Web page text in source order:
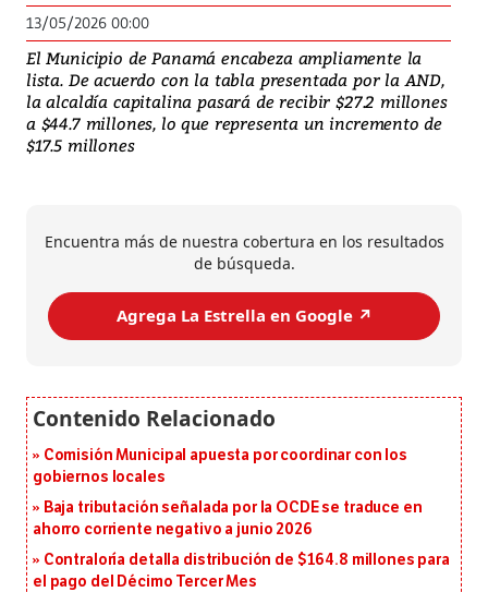
13/05/2026 00:00
El Municipio de Panamá encabeza ampliamente la
lista. De acuerdo con la tabla presentada por la AND,
la alcaldía capitalina pasará de recibir $27.2 millones
a $44.7 millones, lo que representa un incremento de
$17.5 millones
Encuentra más de nuestra cobertura en los resultados
de búsqueda.
Agrega La Estrella en Google ↗️
Comisión Municipal apuesta por coordinar con los
gobiernos locales
Baja tributación señalada por la OCDE se traduce en
ahorro corriente negativo a junio 2026
Contraloría detalla distribución de $164.8 millones para
el pago del Décimo Tercer Mes